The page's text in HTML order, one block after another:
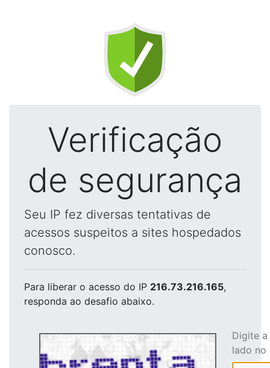
Verificação
de segurança
Seu IP fez diversas tentativas de
acessos suspeitos a sites hospedados
conosco.
Para liberar o acesso do IP 216.73.216.165,
responda ao desafio abaixo.
Digite
lado no